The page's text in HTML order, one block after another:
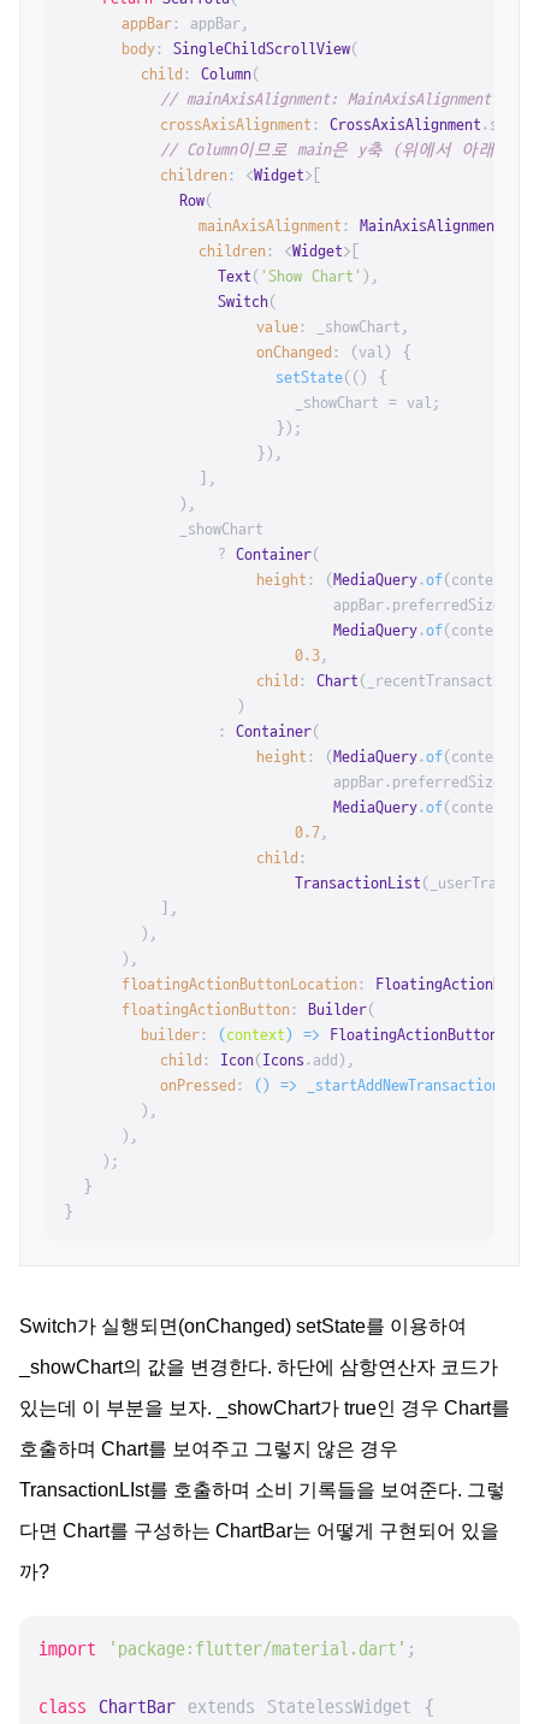
appBar: appBar,
body: SingleChildScrollView(
child : Column(
// mainAxisAlignment:
crossAxisAlignment : CrossAxisAlignment .
// Column이므로 main은 y축 (위에서 아래)
children : <Widget>[
Row(
mainAxisAlignment : MainAxisAlignment
children : <Widget>[
Text ( 'Show Chart' ),
Switch(
value: _showChart,
onChanged : (val) {
setState(() {
                        _showChart = val;
                      });
                    }),
              ],
            ),
            _showChart
                ?
Container(
height : (MediaQuery.of(context).
                            appBar.
preferredSize
MediaQuery.of(context).
0.3,
child : Chart
                  )
                :
Container(
height : (MediaQuery.of(context).
                            appBar.
preferredSize
MediaQuery.of(context).
0.7,
child :
TransactionList
          ],
        ),
      ),
floatingActionButtonLocation :
floatingActionButton : Builder(
builder: ( context ) => FloatingActionButton
child : Icon( Icons . add ),
onPressed : () => _startAddNewTransaction
        ),
      ),
    );
  }
}
Switch가 실행되면(onChanged) setState를 이용하여
_showChart의 값을 변경한다. 하단에 삼항연산자 코드가
있는데 이 부분을 보자. _showChart가 true인 경우 Chart를
호출하며 Chart를 보여주고 그렇지 않은 경우
TransactionLIst를 호출하며 소비 기록들을 보여준다. 그렇
다면 Chart를 구성하는 ChartBar는 어떻게 구현되어 있을
까?
import 'package:flutter/material.dart' ;
class ChartBar extends StatelessWidget {